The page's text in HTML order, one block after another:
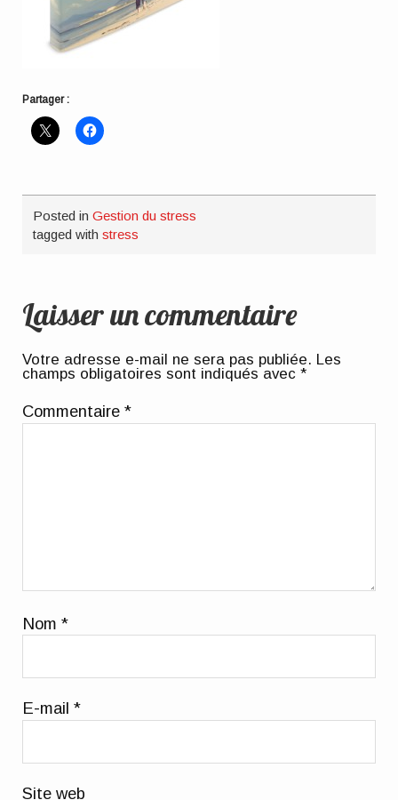
Partager :
Posted inGestion du stress
tagged withstress
Laisser un commentaire
Votre adresse e-mail ne sera pas publiée. Les
champs obligatoires sont indiqués avec*
Commentaire*
Nom*
E-mail*
Site web